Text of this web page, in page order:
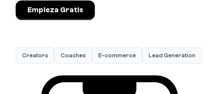
Empieza Gratis
Creators Coaches E-commerce Lead Generation